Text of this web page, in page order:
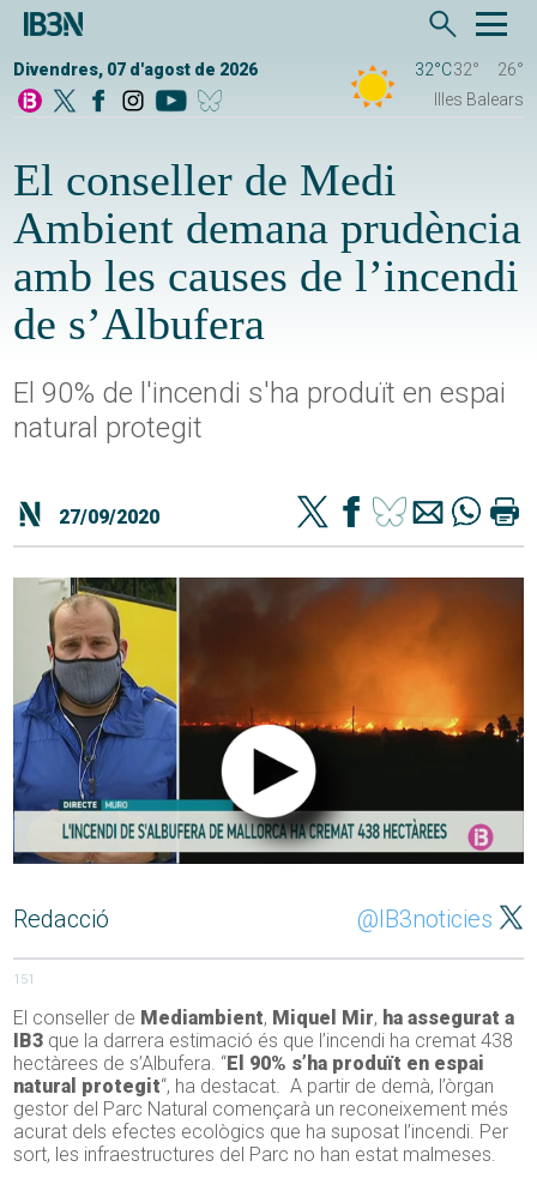
Divendres, 07 d'agost de 2026 32°C32°
26°
Illes Balears
El conseller de Medi
Ambient demana prudència
amb les causes de l’incendi
de s’Albufera
El 90% de l'incendi s'ha produït en espai
natural protegit
27/09/2020
Redacció @IB3noticies
151
El conseller de Mediambient, Miquel Mir, ha assegurat a
IB3 que la darrera estimació és que l’incendi ha cremat 438
hectàrees de s’Albufera. “El 90% s’ha produït en espai
natural protegit“, ha destacat. A partir de demà, l’òrgan
gestor del Parc Natural començarà un reconeixement més
acurat dels efectes ecològics que ha suposat l’incendi. Per
sort, les infraestructures del Parc no han estat malmeses.